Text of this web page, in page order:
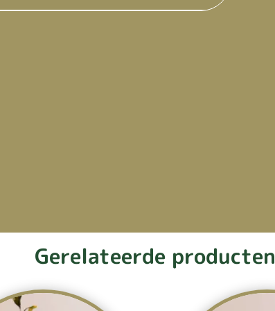
Gerelateerde producten